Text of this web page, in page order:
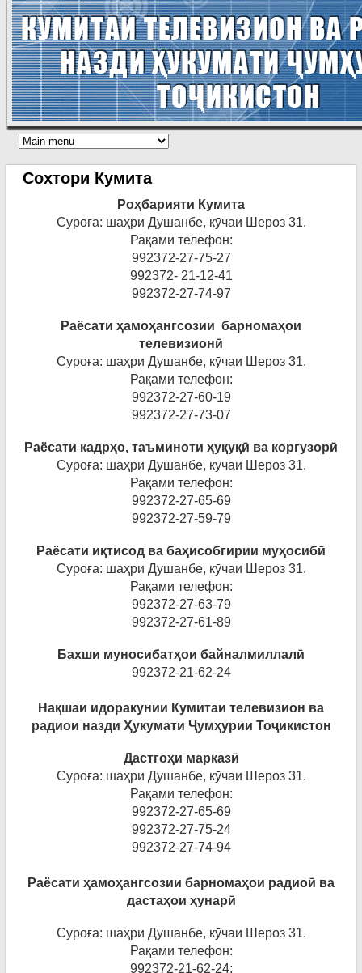
Сохтори Кумита
Роҳбарияти Кумита
Суроға: шаҳри Душанбе, кӯчаи Шероз 31.
Рақами телефон:
992372-27-75-27
992372- 21-12-41
992372-27-74-97
Раёсати ҳамоҳангсозии барномаҳои
телевизионӣ
Суроға: шаҳри Душанбе, кӯчаи Шероз 31.
Рақами телефон:
992372-27-60-19
992372-27-73-07
Раёсати кадрҳо, таъминоти ҳуқуқӣ ва коргузорӣ
Суроға: шаҳри Душанбе, кӯчаи Шероз 31.
Рақами телефон:
992372-27-65-69
992372-27-59-79
Раёсати иқтисод ва баҳисобгирии муҳосибӣ
Суроға: шаҳри Душанбе, кӯчаи Шероз 31.
Рақами телефон:
992372-27-63-79
992372-27-61-89
Бахши муносибатҳои байналмиллалӣ
992372-21-62-24
Нақшаи идоракунии Кумитаи телевизион ва
радиои назди Ҳукумати Ҷумҳурии Тоҷикистон
Дастгоҳи марказӣ
Суроға: шаҳри Душанбе, кӯчаи Шероз 31.
Рақами телефон:
992372-27-65-69
992372-27-75-24
992372-27-74-94
Раёсати ҳамоҳангсозии барномаҳои радиоӣ ва
дастаҳои ҳунарӣ
Суроға: шаҳри Душанбе, кӯчаи Шероз 31.
Рақами телефон:
992372-21-62-24;